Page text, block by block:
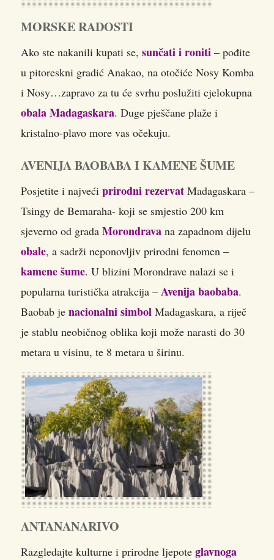
MORSKE RADOSTI
Ako ste nakanili kupati se, sunčati i roniti – pođite
u pitoreskni gradić Anakao, na otočiće Nosy Komba
i Nosy…zapravo za tu će svrhu poslužiti cjelokupna
obala Madagaskara. Duge pješčane plaže i
kristalno-plavo more vas očekuju.
AVENIJA BAOBABA I KAMENE ŠUME
Posjetite i najveći prirodni rezervat Madagaskara –
Tsingy de Bemaraha- koji se smjestio 200 km
sjeverno od grada Morondrava na zapadnom dijelu
obale, a sadrži neponovljiv prirodni fenomen –
kamene šume. U blizini Morondrave nalazi se i
popularna turistička atrakcija – Avenija baobaba.
Baobab je nacionalni simbol Madagaskara, a riječ
je stablu neobičnog oblika koji može narasti do 30
metara u visinu, te 8 metara u širinu.
ANTANANARIVO
Razgledajte kulturne i prirodne ljepote glavnoga